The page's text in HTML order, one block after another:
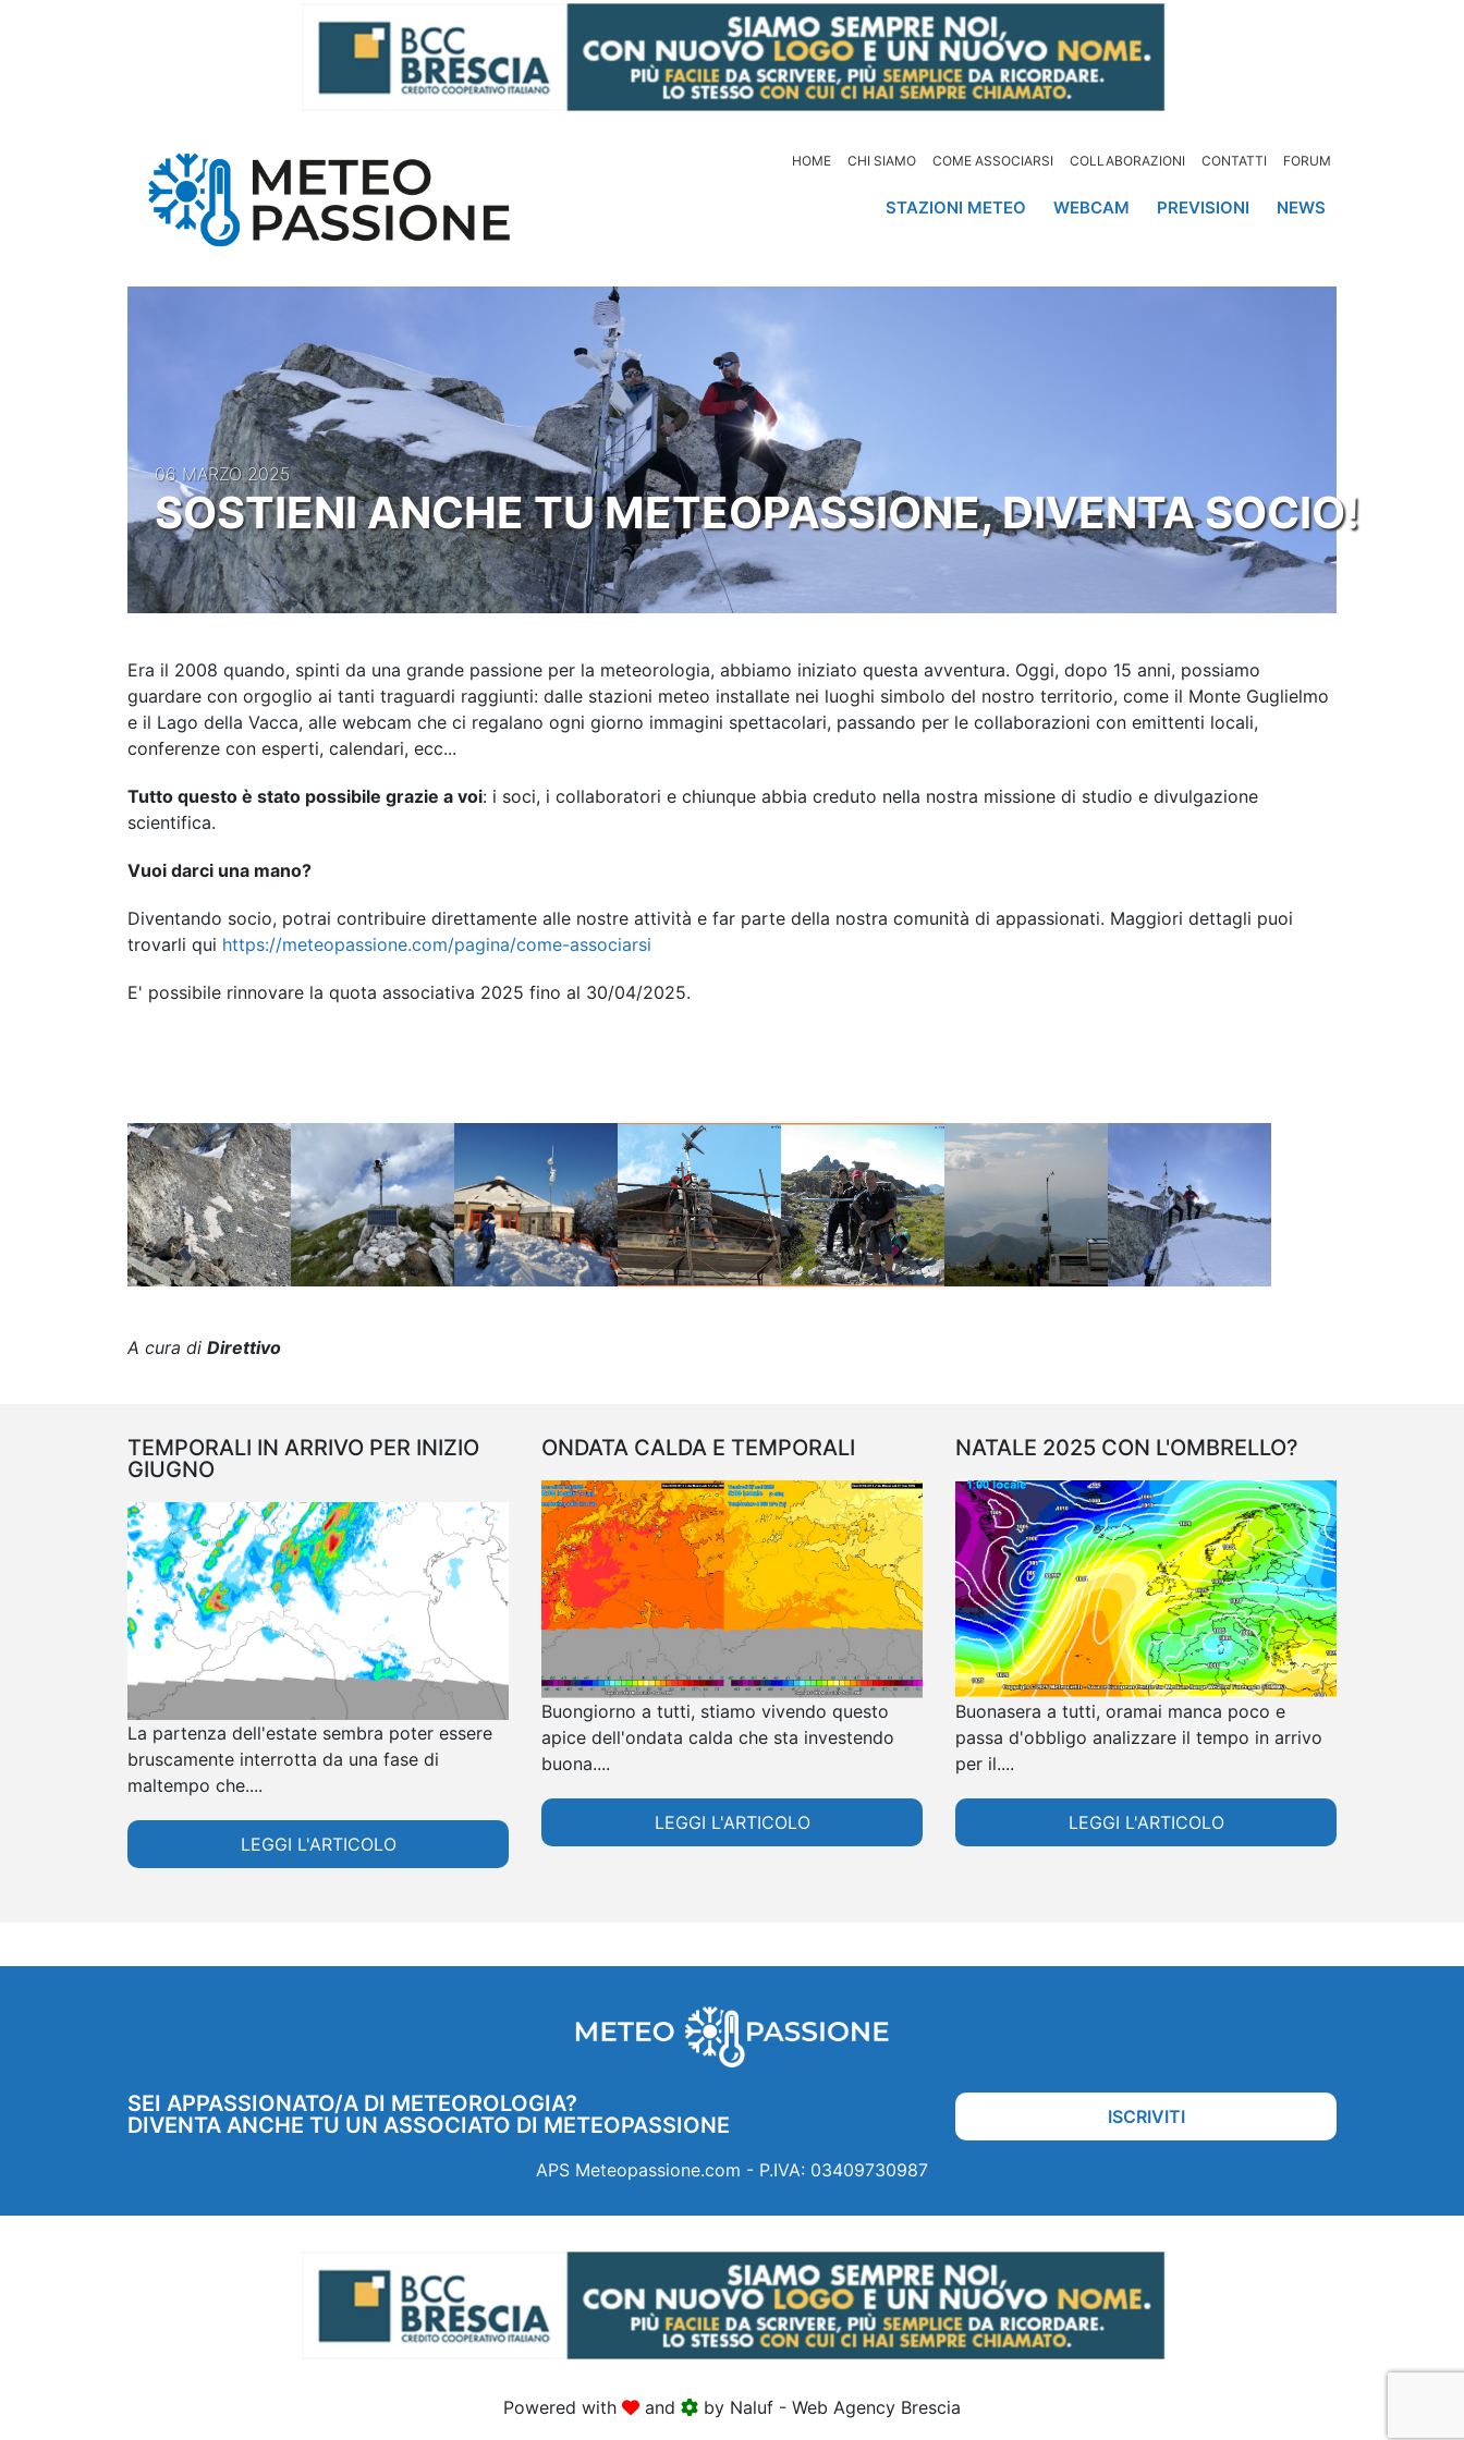
HOME CHI SIAMO COME ASSOCIARSI COLLABORAZIONI CONTATTI FORUM
STAZIONI METEO WEBCAM PREVISIONI NEWS
06 MARZO 2025
SOSTIENI ANCHE TU METEOPASSIONE, DIVENTA SOCIO!
Era il 2008 quando, spinti da una grande passione per la meteorologia, abbiamo iniziato questa avventura. Oggi, dopo 15 anni, possiamo
guardare con orgoglio ai tanti traguardi raggiunti: dalle stazioni meteo installate nei luoghi simbolo del nostro territorio, come il Monte Guglielmo
e il Lago della Vacca, alle webcam che ci regalano ogni giorno immagini spettacolari, passando per le collaborazioni con emittenti locali,
conferenze con esperti, calendari, ecc...
Tutto questo è stato possibile grazie a voi: i soci, i collaboratori e chiunque abbia creduto nella nostra missione di studio e divulgazione
scientifica.
Vuoi darci una mano?
Diventando socio, potrai contribuire direttamente alle nostre attività e far parte della nostra comunità di appassionati. Maggiori dettagli puoi
trovarli qui https://meteopassione.com/pagina/come-associarsi
E' possibile rinnovare la quota associativa 2025 fino al 30/04/2025.
A cura di Direttivo
TEMPORALI IN ARRIVO PER INIZIO
GIUGNO
La partenza dell'estate sembra poter essere
bruscamente interrotta da una fase di
maltempo che....
LEGGI L'ARTICOLO
ONDATA CALDA E TEMPORALI
Buongiorno a tutti, stiamo vivendo questo
apice dell'ondata calda che sta investendo
buona....
LEGGI L'ARTICOLO
NATALE 2025 CON L'OMBRELLO?
Buonasera a tutti, oramai manca poco e
passa d'obbligo analizzare il tempo in arrivo
per il....
LEGGI L'ARTICOLO
SEI APPASSIONATO/A DI METEOROLOGIA?
DIVENTA ANCHE TU UN ASSOCIATO DI METEOPASSIONE
ISCRIVITI
APS Meteopassione.com - P.IVA: 03409730987
Powered with and by Naluf - Web Agency Brescia